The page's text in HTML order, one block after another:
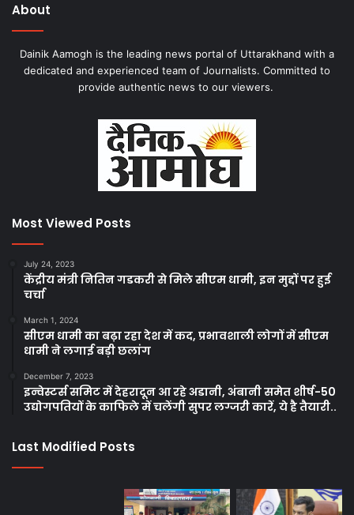
About
Dainik Aamogh is the leading news portal of Uttarakhand with a
dedicated and experienced team of Journalists. Committed to
provide authentic news to our viewers.
Most Viewed Posts
July 24, 2023
केंद्रीय मंत्री नितिन गडकरी से मिले सीएम धामी, इन मुद्दों पर हुई
चर्चा
March 1, 2024
सीएम धामी का बढ़ा रहा देश में कद, प्रभावशाली लोगों में सीएम
धामी ने लगाई बड़ी छलांग
December 7, 2023
इन्वेस्टर्स समिट में देहरादून आ रहे अडानी, अंबानी समेत शीर्ष-50
उद्योगपतियों के काफिले में चलेंगी सुपर लग्जरी कारें, ये है तैयारी..
Last Modified Posts